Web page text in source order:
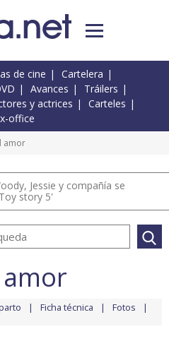
de cine
Cartelera
Avances
Tráilers
y actrices
Carteles
office
amor
Jessie y compañía se
story 5'
Ficha técnica Fotos